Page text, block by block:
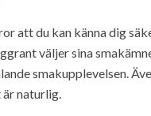
att du kan känna dig
väljer sina
smakupplevelsen.
naturlig.